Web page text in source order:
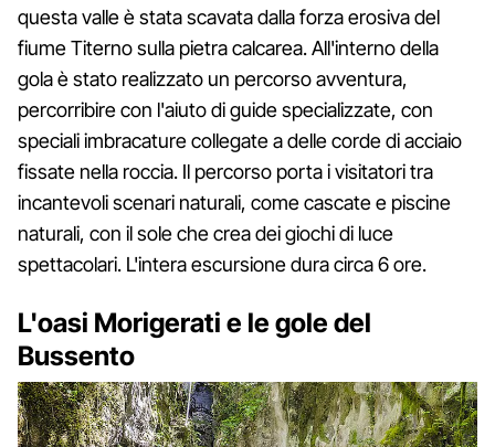
questa valle è stata scavata dalla forza erosiva del
fiume Titerno sulla pietra calcarea. All'interno della
gola è stato realizzato un percorso avventura,
percorribire con l'aiuto di guide specializzate, con
speciali imbracature collegate a delle corde di acciaio
fissate nella roccia. Il percorso porta i visitatori tra
incantevoli scenari naturali, come cascate e piscine
naturali, con il sole che crea dei giochi di luce
spettacolari. L'intera escursione dura circa 6 ore.
L'oasi Morigerati e le gole del
Bussento